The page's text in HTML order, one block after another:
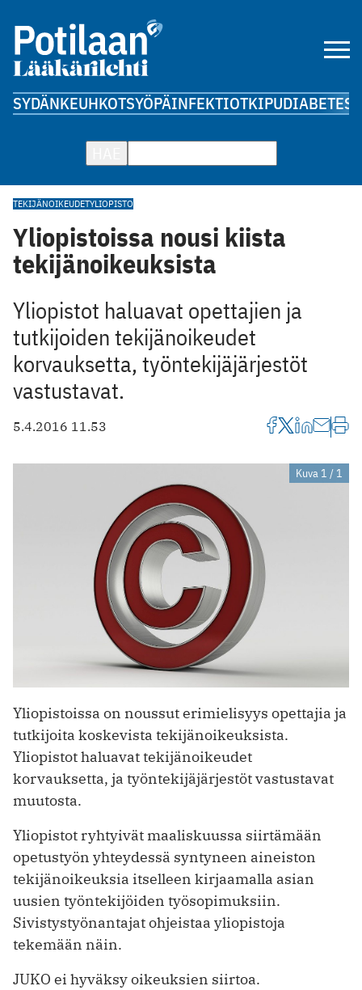
SYDÄNKEUHKOTSYÖPÄINFEKTIOTKIPUDIABETES
TEKIJÄNOIKEUDETYLIOPISTO
Yliopistoissa nousi kiista
tekijänoikeuksista
Yliopistot haluavat opettajien ja
tutkijoiden tekijänoikeudet
korvauksetta, työntekijäjärjestöt
vastustavat.
5.4.2016 11.53
Kuva 1 / 1
Yliopistoissa on noussut erimielisyys opettajia ja
tutkijoita koskevista tekijänoikeuksista.
Yliopistot haluavat tekijänoikeudet
korvauksetta, ja työntekijäjärjestöt vastustavat
muutosta.
Yliopistot ryhtyivät maaliskuussa siirtämään
opetustyön yhteydessä syntyneen aineiston
tekijänoikeuksia itselleen kirjaamalla asian
uusien työntekijöiden työsopimuksiin.
Sivistystyönantajat ohjeistaa yliopistoja
tekemään näin.
JUKO ei hyväksy oikeuksien siirtoa.